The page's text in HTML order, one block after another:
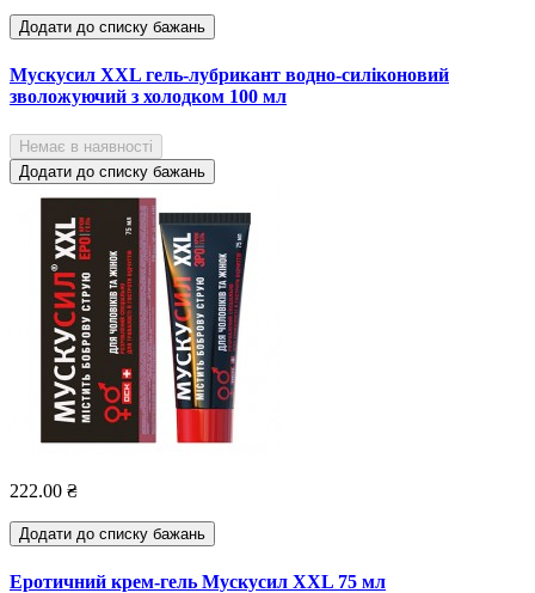
Додати до списку бажань
Мускусил XXL гель-лубрикант водно-силіконовий
зволожуючий з холодком 100 мл
Немає в наявності
Додати до списку бажань
222.00 ₴
Додати до списку бажань
Еротичний крем-гель Мускусил XXL 75 мл